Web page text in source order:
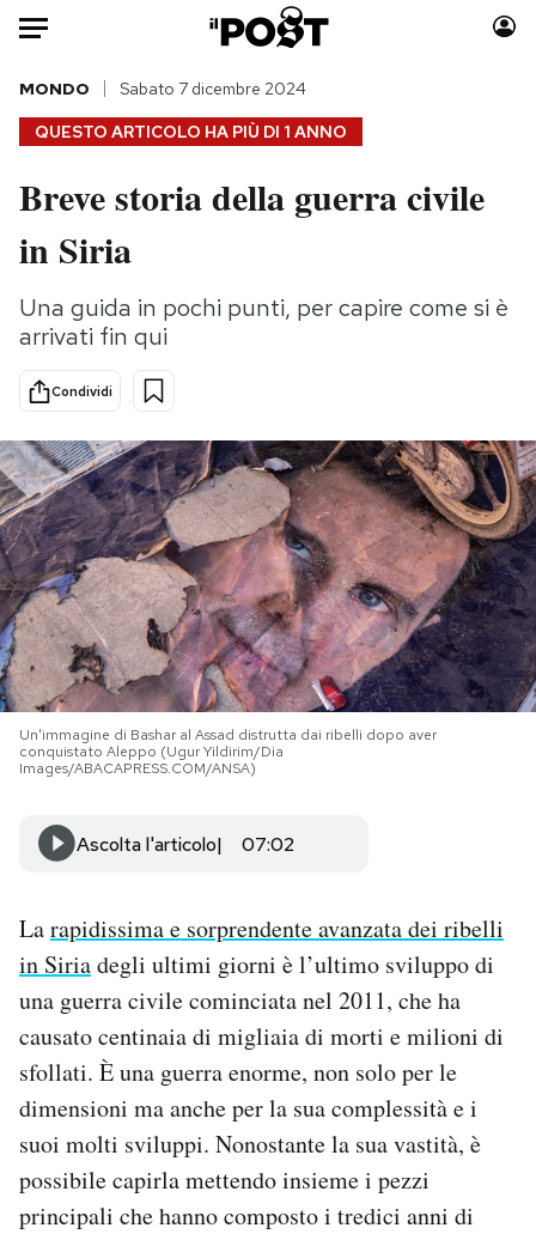
Auto
HOME
Italia
Politica
Tecnologia
Internet
Scienza
Cultura
Economia
Sport
Moda
Storie/Idee
Altrecose
Mondiali calcio 2026
PODCAST
NEWSLETTER
I MIEI PREFERITI
SHOP
AREA PERSONALE
Area Personale
Newsletter
Notifiche mobile
Regala il Post
Hai bisogno di aiuto?
Esci
QUESTO ARTICOLO HA PIÙ DI 1 ANNO
MONDO Sabato 7 dicembre 2024
Breve storia della guerra civile
in Siria
Una guida in pochi punti, per capire come si è
arrivati fin qui
Condividi
Un'immagine di Bashar al Assad distrutta dai ribelli dopo aver
conquistato Aleppo (Ugur Yildirim/Dia
Images/ABACAPRESS.COM/ANSA)
Ascolta l'articolo 07:02
Larapidissima e sorprendente avanzata dei ribelli
in Siriadegli ultimi giorni è l’ultimo sviluppo di
una guerra civile cominciata nel 2011, che ha
causato centinaia di migliaia di morti e milioni di
sfollati. È una guerra enorme, non solo per le
dimensioni ma anche per la sua complessità e i
suoi molti sviluppi. Nonostante la sua vastità, è
possibile capirla mettendo insieme i pezzi
principali che hanno composto i tredici anni di